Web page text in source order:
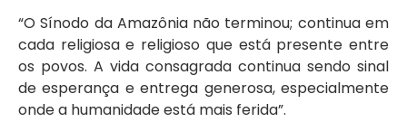
“O Sínodo da Amazônia não terminou; continua em
cada religiosa e religioso que está presente entre
os povos. A vida consagrada continua sendo sinal
de esperança e entrega generosa, especialmente
onde a humanidade está mais ferida”.